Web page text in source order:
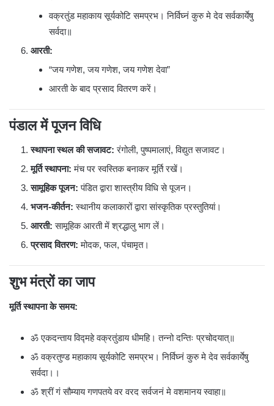
वक्रतुंड महाकाय सूर्यकोटि समप्रभ। निर्विघ्नं कुरु मे देव सर्वकार्येषु
सर्वदा॥
आरती:
“जय गणेश, जय गणेश, जय गणेश देवा”
आरती के बाद प्रसाद वितरण करें।
पंडाल में पूजन विधि
स्थापना स्थल की सजावट: रंगोली, पुष्पमालाएं, विद्युत सजावट।
मूर्ति स्थापना: मंच पर स्वस्तिक बनाकर मूर्ति रखें।
सामूहिक पूजन: पंडित द्वारा शास्त्रीय विधि से पूजन।
भजन-कीर्तन: स्थानीय कलाकारों द्वारा सांस्कृतिक प्रस्तुतियां।
आरती: सामूहिक आरती में श्रद्धालु भाग लें।
प्रसाद वितरण: मोदक, फल, पंचामृत।
शुभ मंत्रों का जाप
मूर्ति स्थापना के समय:
ॐ एकदन्ताय विद्महे वक्रतुंडाय धीमहि। तन्नो दन्तिः प्रचोदयात्॥
ॐ वक्रतुण्ड महाकाय सूर्यकोटि समप्रभ। निर्विघ्नं कुरु मे देव सर्वकार्येषु
सर्वदा।।
ॐ श्रीं गं सौम्याय गणपतये वर वरद सर्वजनं मे वशमानय स्वाहा॥